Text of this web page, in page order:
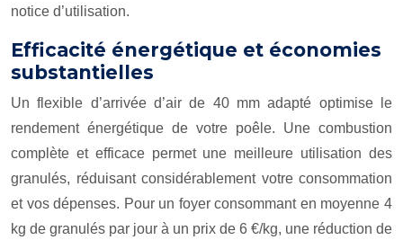
notice d’utilisation.
Efficacité énergétique et économies
substantielles
Un flexible d’arrivée d’air de 40 mm adapté optimise le
rendement énergétique de votre poêle. Une combustion
complète et efficace permet une meilleure utilisation des
granulés, réduisant considérablement votre consommation
et vos dépenses. Pour un foyer consommant en moyenne 4
kg de granulés par jour à un prix de 6 €/kg, une réduction de